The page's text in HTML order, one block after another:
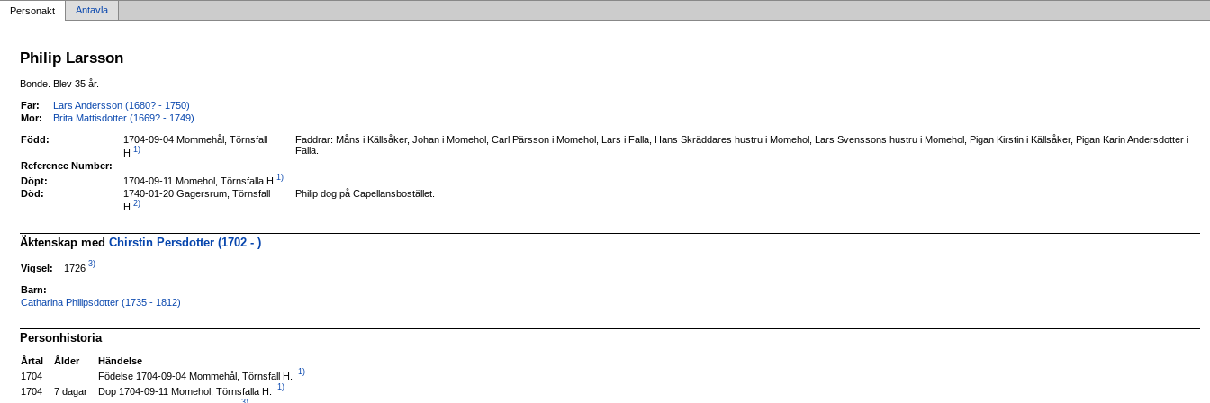
Personakt Antavla
Philip Larsson
Bonde. Blev 35 år.
Far:
Lars Andersson (1680? - 1750)
Mor:
Brita Mattisdotter (1669? - 1749)
Född:
1704-09-04 Mommehål, Törnsfall
H 1)
Faddrar: Måns i Källsåker, Johan i Momehol, Carl Pärsson i Momehol, Lars i Falla, Hans Skräddares hustru i Momehol, Lars Svenssons hustru i Momehol, Pigan Kirstin i Källsåker, Pigan Karin Andersdotter i
Falla.
Reference Number:
Döpt:
1704-09-11 Momehol, Törnsfalla H 1)
Död:
1740-01-20 Gagersrum, Törnsfall
H 2)
Philip dog på Capellansbostället.
Äktenskap medChirstin Persdotter (1702 - )
Vigsel: 1726 3)
Barn:
Catharina Philipsdotter (1735 - 1812)
Personhistoria
Årtal Ålder
Händelse
1704
Födelse 1704-09-04 Mommehål, Törnsfall H. 1)
1704 7 dagar Dop 1704-09-11 Momehol, Törnsfalla H. 1)